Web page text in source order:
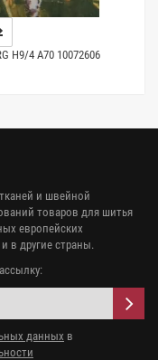
H9/4 A70 10072606
и швейной
товаров для шитья
европейских
в другие страны.
данных в